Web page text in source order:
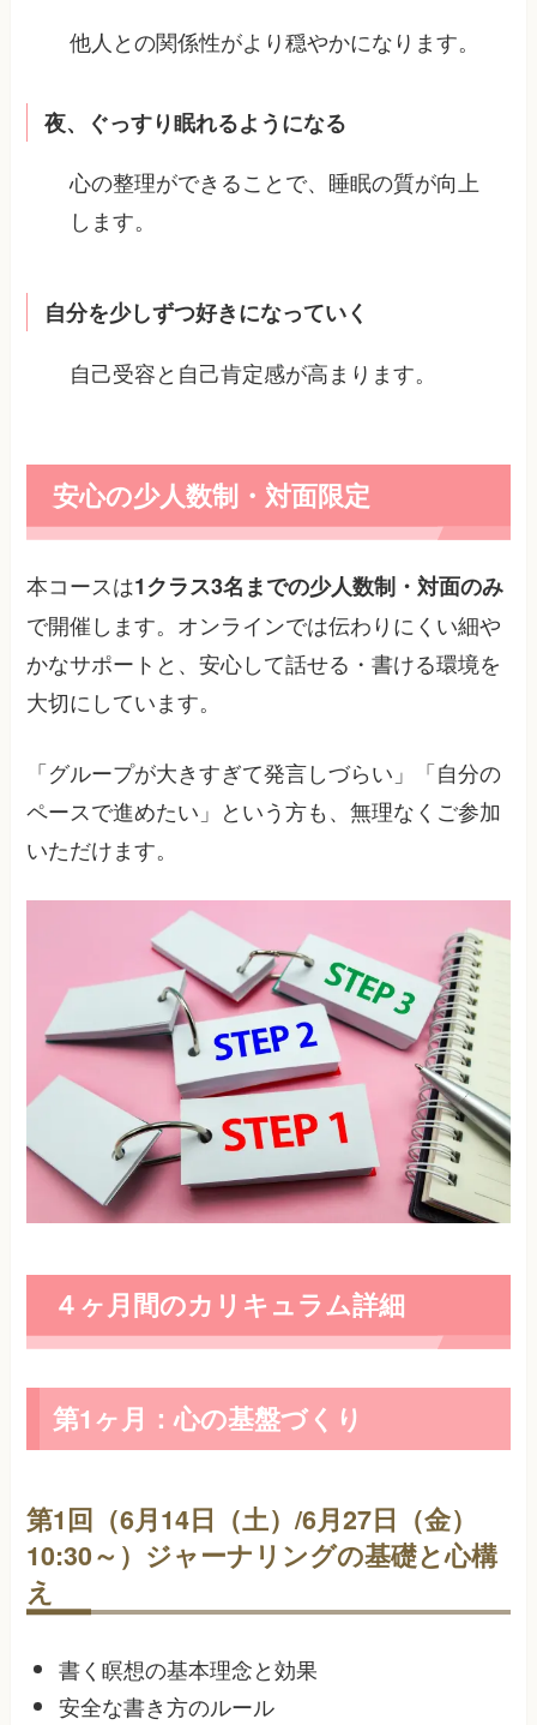
他人との関係性がより穏やかになります。
夜、ぐっすり眠れるようになる
心の整理ができることで、睡眠の質が向上
します。
自分を少しずつ好きになっていく
自己受容と自己肯定感が高まります。
安心の少人数制・対面限定
本コースは1クラス3名までの少人数制・対面のみ
で開催します。オンラインでは伝わりにくい細や
かなサポートと、安心して話せる・書ける環境を
大切にしています。
「グループが大きすぎて発言しづらい」「自分の
ペースで進めたい」という方も、無理なくご参加
いただけます。
４ヶ月間のカリキュラム詳細
第1ヶ月：心の基盤づくり
第1回（6月14日（土）/6月27日（金）
10:30～）ジャーナリングの基礎と心構
え
書く瞑想の基本理念と効果
安全な書き方のルール